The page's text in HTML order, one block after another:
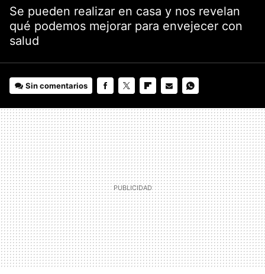
Se pueden realizar en casa y nos revelan
qué podemos mejorar para envejecer con
salud
Sin comentarios
MAIL